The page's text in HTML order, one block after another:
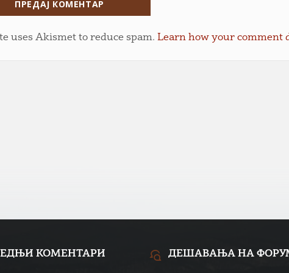
uses Akismet to reduce spam.Learn how your comment
КОМЕНТАРИ ДЕШАВАЊА НА